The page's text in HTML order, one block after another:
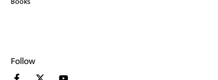
Follow